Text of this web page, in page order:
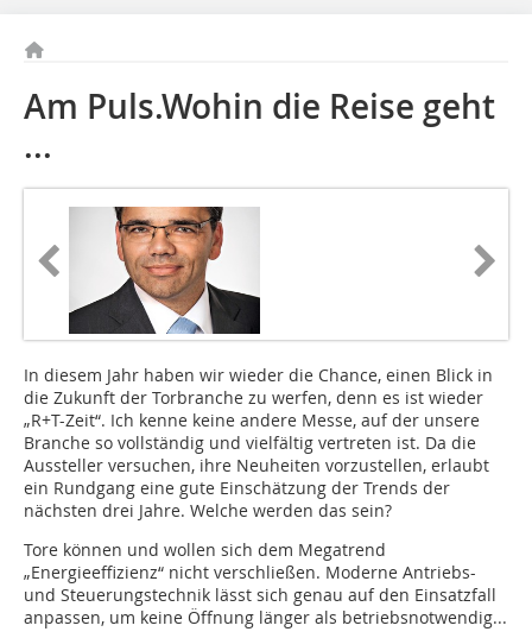
Am Puls.Wohin die Reise geht
...
In diesem Jahr haben wir wieder die Chance, einen Blick in
die Zukunft der Torbranche zu werfen, denn es ist wieder
„R+T-Zeit“. Ich kenne keine andere Messe, auf der unsere
Branche so vollständig und vielfältig vertreten ist. Da die
Aussteller versuchen, ihre Neuheiten vorzustellen, erlaubt
ein Rundgang eine gute Einschätzung der Trends der
nächsten drei Jahre. Welche werden das sein?
Tore können und wollen sich dem Megatrend
„Energieeffizienz“ nicht verschließen. Moderne Antriebs-
und Steuerungstechnik lässt sich genau auf den Einsatzfall
anpassen, um keine Öffnung länger als betriebsnotwendig...